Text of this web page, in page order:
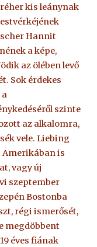
kis leánynak
Hannit
a képe,
az ölében levő
Sok érdekes
szinte
az alkalomra,
vele. Liebing
is
vagy új
szeptember
Bostonba
régi ismerősét,
megdöbbent
éves fiának